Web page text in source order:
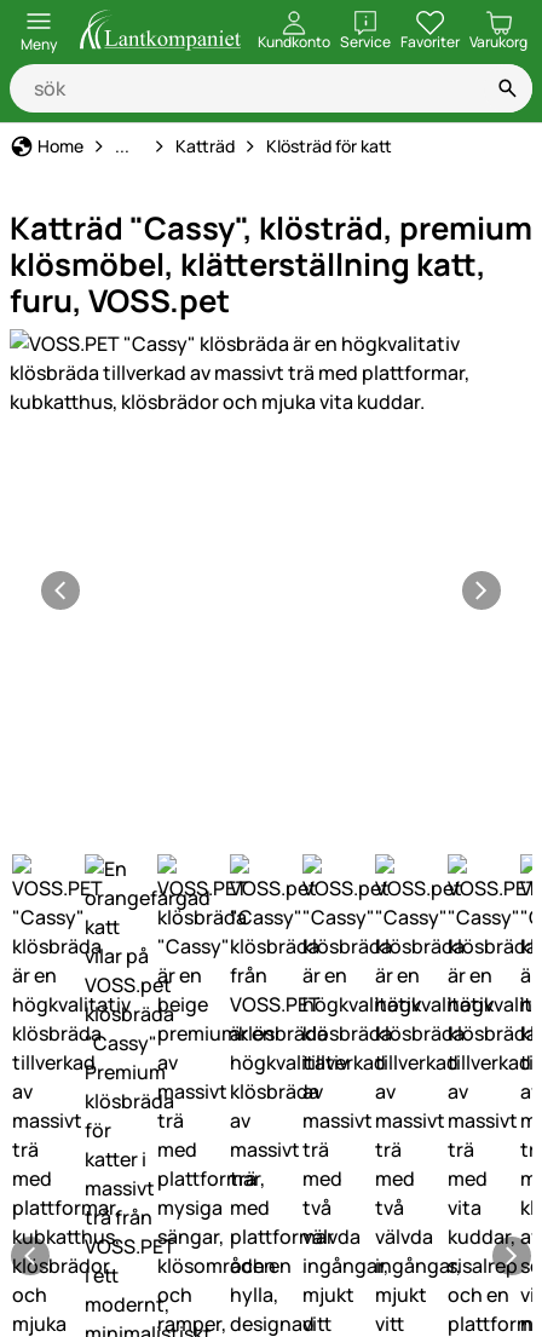
Meny Kundkonto ServiceöppnaFavoriter Varukorg
Home Katträd & Klösmöbel
... Katträd Klösträd för katt
Katträd "Cassy", klösträd, premium
klösmöbel, klätterställning katt,
furu, VOSS.pet
Produktgaleri